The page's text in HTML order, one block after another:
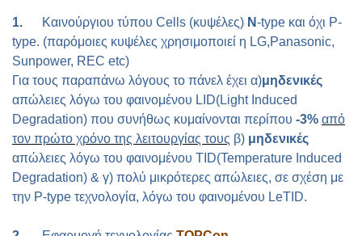
1. Καινούργιου τύπου Cells (κυψέλες) Ν-type και όχι P-
type. (παρόμοιες κυψέλες χρησιμοποιεί η LG,Panasonic,
Sunpower, REC etc)
Για τους παραπάνω λόγους το πάνελ έχει α)μηδενικές
απώλειες λόγω του φαινομένου LID(Light Induced
Degradation) που συνήθως κυμαίνονται περίπου -3% από
τον πρώτο χρόνο της λειτουργίας τους β) μηδενικές
απώλειες λόγω του φαινομένου Τ ID(Temperature Induced
Degradation) & γ) πολύ μικρότερες απώλειες, σε σχέση με
την P-type τεχνολογία, λόγω του φαινομένου LeTID.